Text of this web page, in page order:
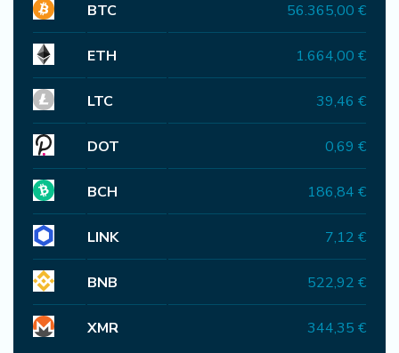
BTC 56.365,00 €
ETH 1.664,00 €
LTC 39,46 €
DOT 0,69 €
BCH 186,84 €
LINK 7,12 €
BNB 522,92 €
XMR 344,35 €